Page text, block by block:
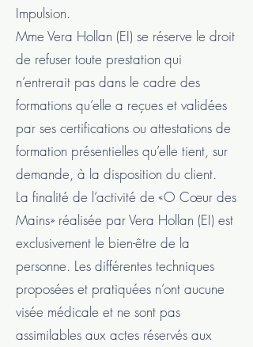
Impulsion.
Mme Vera Hollan (EI) se réserve le droit
de refuser toute prestation qui
n’entrerait pas dans le cadre des
formations qu’elle a reçues et validées
par ses certifications ou attestations de
formation présentielles qu’elle tient, sur
demande, à la disposition du client.
La finalité de l’activité de «O Cœur des
Mains» réalisée par Vera Hollan (EI) est
exclusivement le bien-être de la
personne. Les différentes techniques
proposées et pratiquées n’ont aucune
visée médicale et ne sont pas
assimilables aux actes réservés aux